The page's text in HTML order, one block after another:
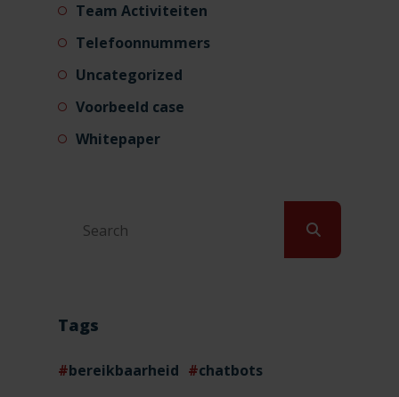
Team Activiteiten
Telefoonnummers
Uncategorized
Voorbeeld case
Whitepaper
Tags
bereikbaarheid
chatbots